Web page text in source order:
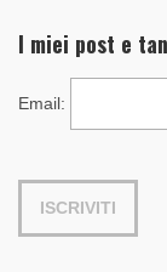
I miei post e
Email: